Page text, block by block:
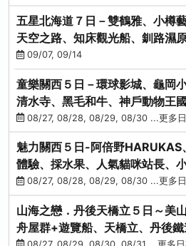
五星北海道７日－雙鶴雅、小樽
天空之路、知床觀光船、釧路濕
冰硝子館DIY玻璃杯
09/07, 09/14
童樂關西５日－環球影城、龜岡
清水寺、黑毛和牛、神戶動物王國
08/27, 08/28, 08/29, 08/30 ...更多
魅力關西５日-阿倍野HARUKAS
體驗、採水果、人氣貓咪站長、
輪、水上巴士
08/27, 08/28, 08/29, 08/30 ...更多
山海之戀．丹後天橋立５日～美
舟屋群+遊覽船、天橋立、丹後